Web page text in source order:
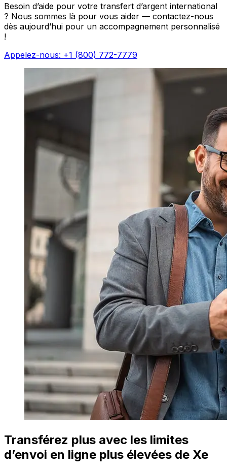
Besoin d’aide pour votre transfert d’argent international
? Nous sommes là pour vous aider — contactez-nous
dès aujourd’hui pour un accompagnement personnalisé
!
Appelez-nous: +1 (800) 772-7779
Transférez plus avec les limites
d’envoi en ligne plus élevées de Xe